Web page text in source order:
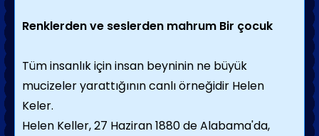
Renklerden ve seslerden mahrum Bir çocuk
Tüm insanlık için insan beyninin ne büyük
mucizeler yarattığının canlı örneğidir Helen
Keler.
Helen Keller, 27 Haziran 1880 de Alabama'da,